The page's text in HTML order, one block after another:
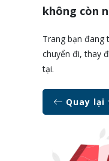
không còn
Trang bạn đang
chuyển đi, thay
tại.
Quay